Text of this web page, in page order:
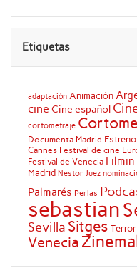
Etiquetas
adaptación Animación
cine Cine español
cortometraje
Documenta Madrid Estreno
Cannes Festival de cine
Festival de Venecia Filmin
Madrid Nestor Juez
Palmarés Perlas
sebastian
Sevilla Sitges Terror
Venecia